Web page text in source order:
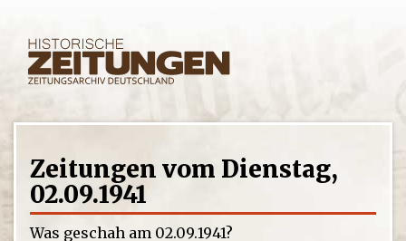
Zeitungen vom Dienstag,
02.09.1941
Was geschah am 02.09.1941?